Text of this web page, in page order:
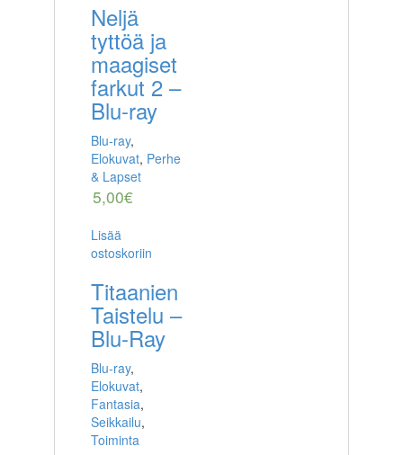
Neljä
tyttöä ja
maagiset
farkut 2 –
Blu-ray
Blu-ray,
Elokuvat, Perhe
& Lapset
5,00€
Lisää
ostoskoriin
Titaanien
Taistelu –
Blu-Ray
Blu-ray,
Elokuvat,
Fantasia,
Seikkailu,
Toiminta